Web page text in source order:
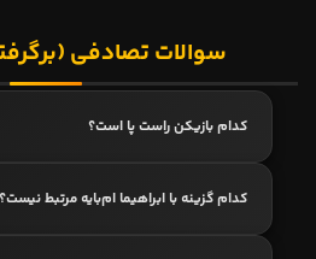
سوالات تصادفی
کدام بازیکن راست پا است؟
کدام گزینه با ابراهیما ام‌بایه مرتبط نیست؟